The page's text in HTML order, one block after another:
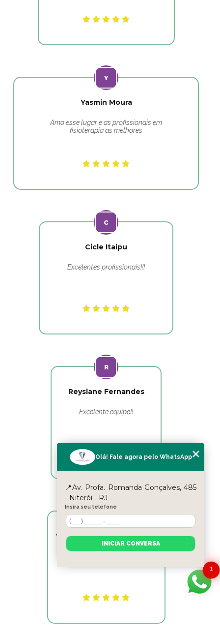
Yasmin Moura
Amo esse lugar e as profissionais em
fisioterapia as melhores
Cicle Itaipu
Excelentes profissionais!!!
Reyslane Fernandes
Excelente equipe!!
Victor Hugo Marins Mansur
1
Olá! Fale agora pelo WhatsApp
📍Av. Profa. Romanda Gonçalves, 485
- Niterói - RJ
Insira seu telefone
INICIAR CONVERSA